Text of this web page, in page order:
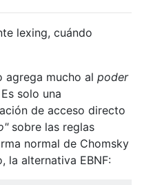
lexing, cuándo
agrega mucho al poder
solo una
de acceso directo
sobre las reglas
normal de Chomsky
la alternativa EBNF: